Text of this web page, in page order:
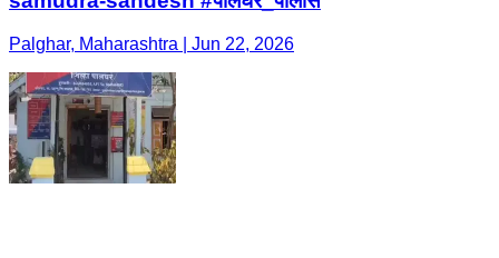
Palghar, Maharashtra | Jun 22, 2026